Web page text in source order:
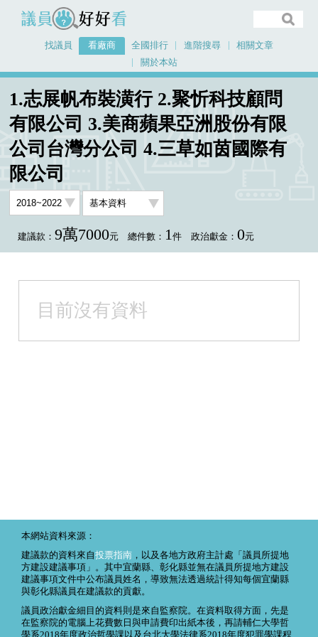
議員好好看
找議員 看廠商 全國排行 進階搜尋
相關文章
關於本站
1.志展帆布裝潢行 2.聚忻科技顧問有限公司 3.美商蘋果亞洲股份有限公司台灣分
公司 4.三草如茵國際有限公司
1.志展帆布裝潢行 2.聚忻科技顧問
有限公司 3.美商蘋果亞洲股份有限
公司台灣分公司 4.三草如茵國際有
限公司
建議款： 9萬7000元 總件數： 1件 政治獻金： 0元
目前沒有資料
本網站資料來源：
建議款的資料來自投票指南 ，以及各地方政府主計處「議員所提地
方建設建議事項」。其中宜蘭縣、彰化縣並無在議員所提地方建設
建議事項文件中公布議員姓名，導致無法透過統計得知每個宜蘭縣
與彰化縣議員在建議款的貢獻。
議員政治獻金細目的資料則是來自監察院。在資料取得方面，先是
在監察院的電腦上花費數日與申請費印出紙本後，再請輔仁大學哲